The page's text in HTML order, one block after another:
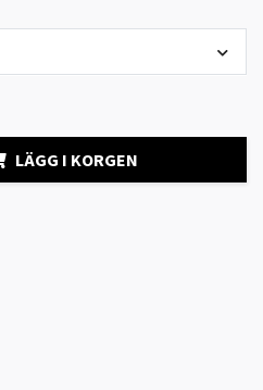
LÄGG I KORGEN